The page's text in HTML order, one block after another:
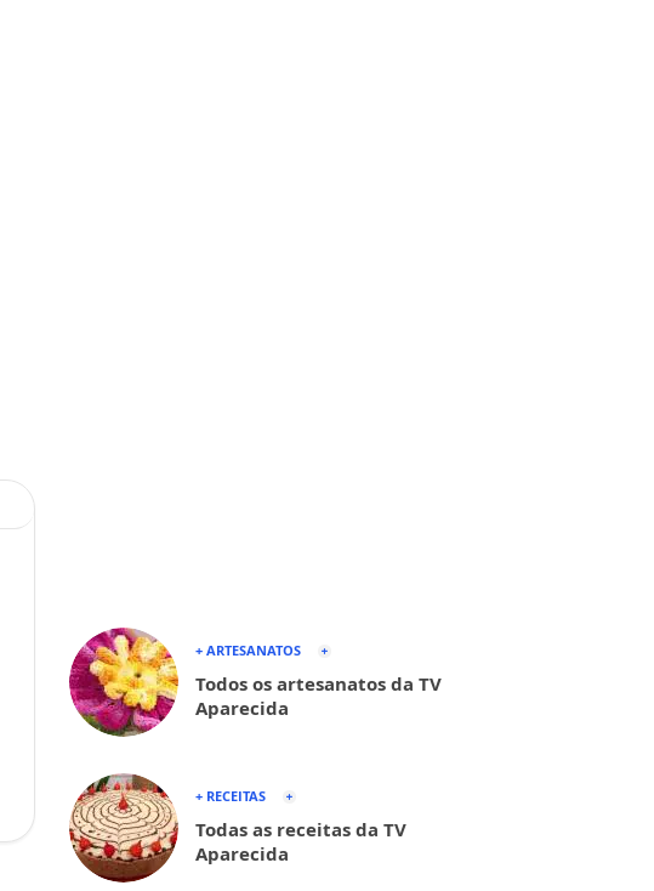
+ ARTESANATOS
Todos os artesanatos da TV
Aparecida
+ RECEITAS
Todas as receitas da TV
Aparecida